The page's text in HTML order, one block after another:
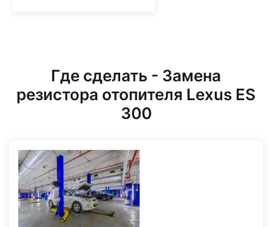
Где сделать - Замена
резистора отопителя Lexus ES
300